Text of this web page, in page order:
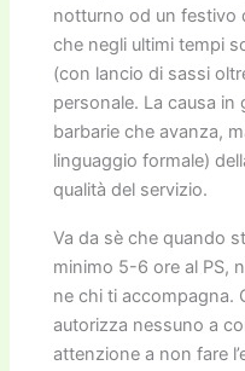
notturno od un festivo
che negli ultimi tempi
(con lancio di sassi
personale. La causa in
barbarie che avanza,
linguaggio formale)
qualità del servizio.
Va da sè che quando
minimo 5-6 ore al PS,
ne chi ti accompagna.
autorizza nessuno a
attenzione a non fare